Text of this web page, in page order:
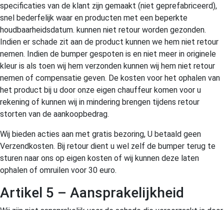
specificaties van de klant zijn gemaakt (niet geprefabriceerd),
snel bederfelijk waar en producten met een beperkte
houdbaarheidsdatum. kunnen niet retour worden gezonden.
Indien er schade zit aan de product kunnen we hem niet retour
nemen. Indien de bumper gespoten is en niet meer in originele
kleur is als toen wij hem verzonden kunnen wij hem niet retour
nemen of compensatie geven. De kosten voor het ophalen van
het product bij u door onze eigen chauffeur komen voor u
rekening of kunnen wij in mindering brengen tijdens retour
storten van de aankoopbedrag.
Wij bieden acties aan met gratis bezoring, U betaald geen
Verzendkosten. Bij retour dient u wel zelf de bumper terug te
sturen naar ons op eigen kosten of wij kunnen deze laten
ophalen of omruilen voor 30 euro.
Artikel 5 – Aansprakelijkheid